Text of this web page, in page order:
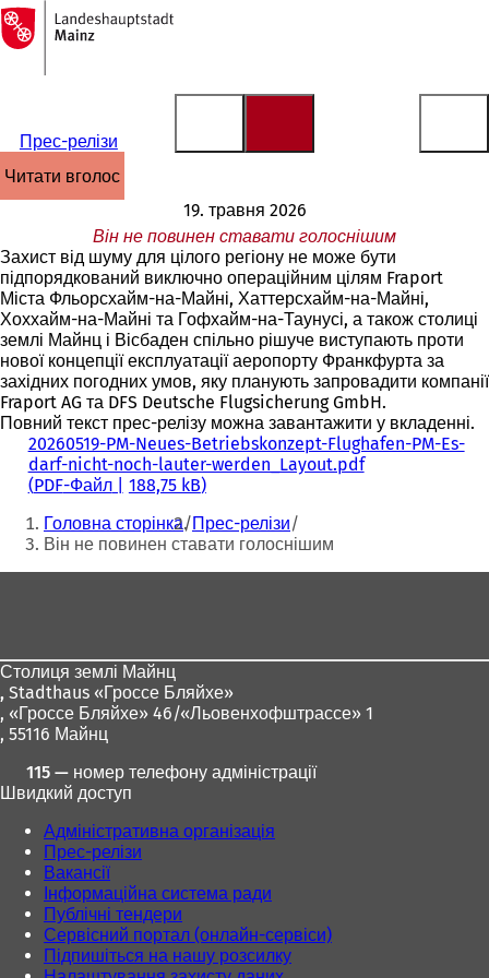
Перейти до змісту
На
головну
сторінку
Прес-релізи
читати вголос
19. травня 2026
Він не повинен ставати голоснішим
Захист від шуму для цілого регіону не може бути
підпорядкований виключно операційним цілям Fraport
Міста Фльорсхайм-на-Майні, Хаттерсхайм-на-Майні,
Хоххайм-на-Майні та Гофхайм-на-Таунусі, а також столиці
землі Майнц і Вісбаден спільно рішуче виступають проти
нової концепції експлуатації аеропорту Франкфурта за
західних погодних умов, яку планують запровадити компанії
Fraport AG та DFS Deutsche Flugsicherung GmbH.
Повний текст прес-релізу можна завантажити у вкладенні.
20260519-PM-Neues-Betriebskonzept-Flughafen-PM-Es-
darf-nicht-noch-lauter-werden_Layout.pdf
PDF-Файл 188,75 kB
Ти
тут:
Головна сторінка Прес-релізи
Він не повинен ставати голоснішим
Столиця землі Майнц
, Stadthaus «Гроссе Бляйхе»
, «Гроссе Бляйхе» 46/«Льовенхофштрассе» 1
, 55116 Майнц
115 — номер телефону адміністрації
Швидкий доступ
Адміністративна організація
Прес-релізи
Вакансії
Інформаційна система ради
Публічні тендери
Сервісний портал (онлайн-сервіси)
Підпишіться на нашу розсилку